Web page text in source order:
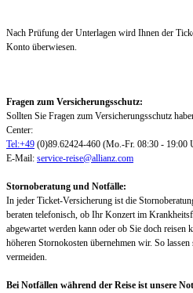
Nach Prüfung der Unterlagen wird Ihnen der
Konto überwiesen.
Fragen zum Versicherungsschutz:
Sollten Sie Fragen zum Versicherungsschutz
Center:
Tel:+49 (0)89.62424-460 (Mo.-Fr. 08:30 - 19:00
E-Mail: service-reise@allianz.com
Stornoberatung und Notfälle:
In jeder Ticket-Versicherung ist die
beraten telefonisch, ob Ihr Konzert im
abgewartet werden kann oder ob Sie doch reisen
höheren Stornokosten übernehmen wir. So
vermeiden.
Bei Notfällen während der Reise ist unsere